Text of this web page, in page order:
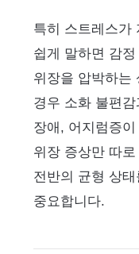
특히 스트레스가
쉽게 말하면 감
위장을 압박하는
경우 소화 불편
장애, 어지럼증
위장 증상만 따
전반의 균형 상
중요합니다.